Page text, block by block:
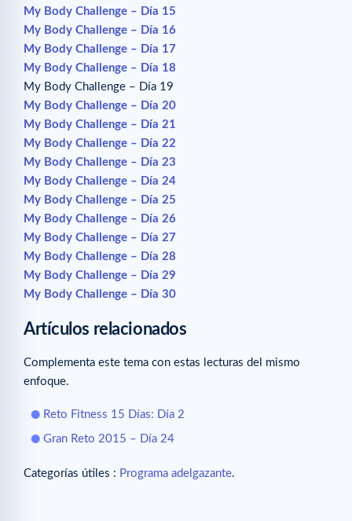
My Body Challenge – Día 15
My Body Challenge – Día 16
My Body Challenge – Día 17
My Body Challenge – Día 18
My Body Challenge – Día 19
My Body Challenge – Día 20
My Body Challenge – Día 21
My Body Challenge – Día 22
My Body Challenge – Día 23
My Body Challenge – Día 24
My Body Challenge – Día 25
My Body Challenge – Día 26
My Body Challenge – Día 27
My Body Challenge – Día 28
My Body Challenge – Día 29
My Body Challenge – Día 30
Artículos relacionados
Complementa este tema con estas lecturas del mismo
enfoque.
Reto Fitness 15 Días: Día 2
Gran Reto 2015 – Día 24
Categorías útiles : Programa adelgazante.